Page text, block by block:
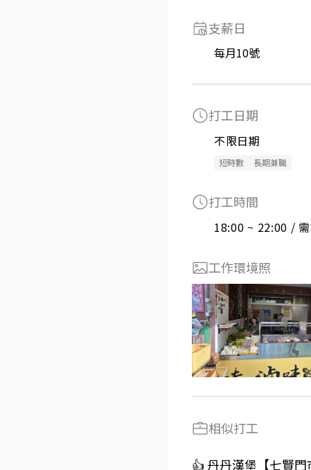
支薪日
每月10號
打工日期
不限日期
短時數 長期兼職
打工時間
18:00 ~ 22:00 /
工作環境照
相似打工
👍 丹丹漢堡【七賢